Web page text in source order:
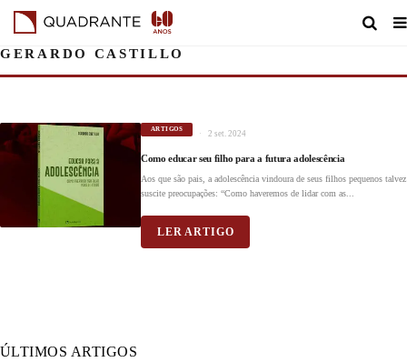
GERARDO CASTILLO
ARTIGOS 2 set. 2024
Como educar seu filho para a futura adolescência
Aos que são pais, a adolescência vindoura de seus filhos pequenos talvez
suscite preocupações: “Como haveremos de lidar com as...
LER ARTIGO
ÚLTIMOS ARTIGOS